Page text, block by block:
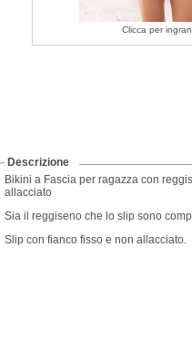
Clicca per
Descrizione
Bikini a Fascia per ragazza con
allacciato
Sia il reggiseno che lo slip sono
Slip con fianco fisso e non allacciato.